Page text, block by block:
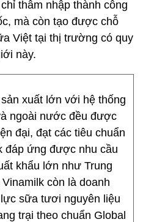
thâm nhập thành công
mà còn tạo được chỗ
Việt tại thị trường có quy
này.
xuất lớn với hệ thống
ngoài nước đều được
đại, đạt các tiêu chuẩn
đáp ứng được nhu cầu
khẩu lớn như Trung
còn là doanh
sữa tươi nguyên liệu
trại theo chuẩn Global